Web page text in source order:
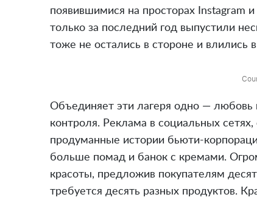
появившимися на просторах Instagram
только за последний год выпустили
тоже не остались в стороне и влились